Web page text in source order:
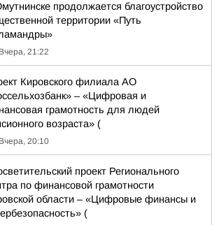
продолжается благоустройство
территории «Путь
Вчера, 21:22
Кировского филиала АО
– «Цифровая и
грамотность для людей
возраста» (
Вчера, 20:10
проект Регионального
по финансовой грамотности
области – «Цифровые финансы и
(